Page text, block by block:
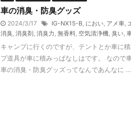
車の消臭・防臭グッズ
2024/3/17 IG-NX15-B, におい, アメ車,
消臭, 消臭剤, 消臭力, 無香料, 空気清浄機, 臭い,
キャンプに行くのですが、テントとか車に
プ道具が車に積みっぱなしはです。 なので
車の消臭・防臭グッズってなんであんなに ...